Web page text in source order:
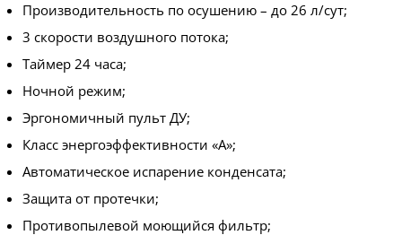
Производительность по осушению – до 26 л/сут;
3 скорости воздушного потока;
Таймер 24 часа;
Ночной режим;
Эргономичный пульт ДУ;
Класс энергоэффективности «A»;
Автоматическое испарение конденсата;
Защита от протечки;
Противопылевой моющийся фильтр;